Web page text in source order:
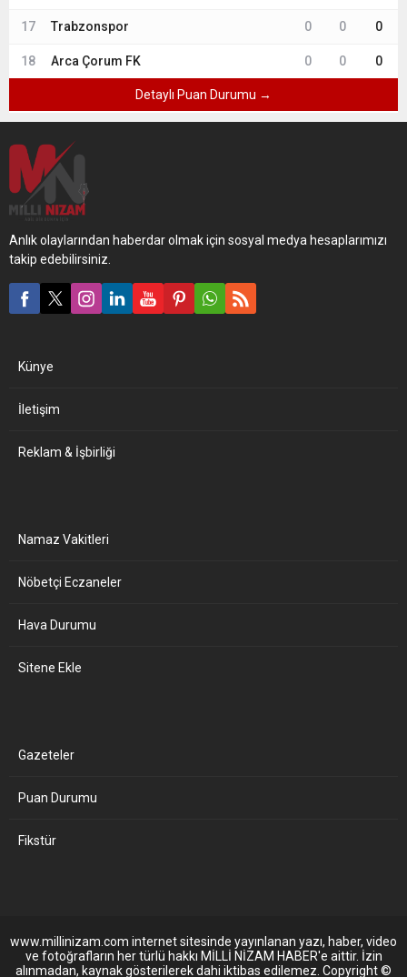
17 Trabzonspor 0 0 0
18 Arca Çorum FK 0 0 0
Detaylı Puan Durumu →
Anlık olaylarından haberdar olmak için sosyal medya hesaplarımızı
takip edebilirsiniz.
Künye
İletişim
Reklam & İşbirliği
Namaz Vakitleri
Nöbetçi Eczaneler
Hava Durumu
Sitene Ekle
Gazeteler
Puan Durumu
Fikstür
www.millinizam.com internet sitesinde yayınlanan yazı, haber, video
ve fotoğrafların her türlü hakkı MİLLİ NİZAM HABER'e aittir. İzin
alınmadan, kaynak gösterilerek dahi iktibas edilemez. Copyright ©